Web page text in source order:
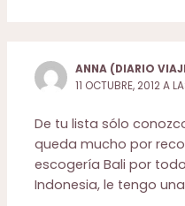
ANNA (DIARIO
11 OCTUBRE, 2012 A
De tu lista sólo
queda mucho por
escogería Bali por
Indonesia, le tengo